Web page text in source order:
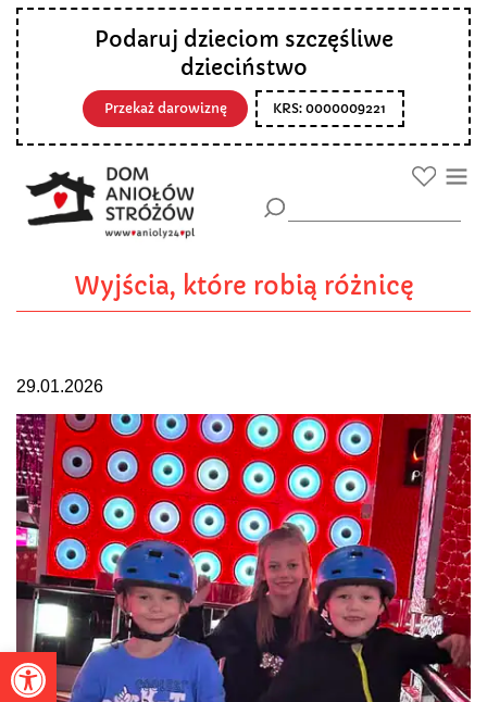
Otwórz pasek narzędzi
Podaruj dzieciom szczęśliwe
dzieciństwo
Przekaż darowiznę KRS: 0000009221
Wyjścia, które robią różnicę
29.01.2026